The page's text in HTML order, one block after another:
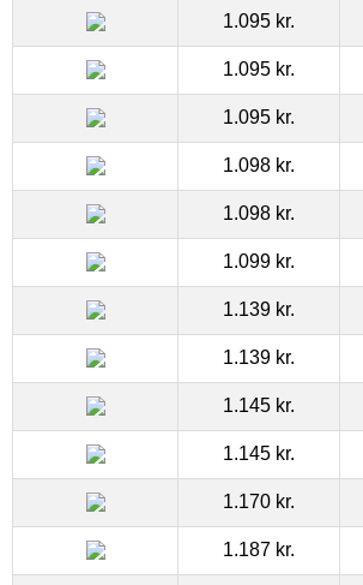
1.095 kr.
1.095 kr.
1.095 kr.
1.098 kr.
1.098 kr.
1.099 kr.
1.139 kr.
1.139 kr.
1.145 kr.
1.145 kr.
1.170 kr.
1.187 kr.